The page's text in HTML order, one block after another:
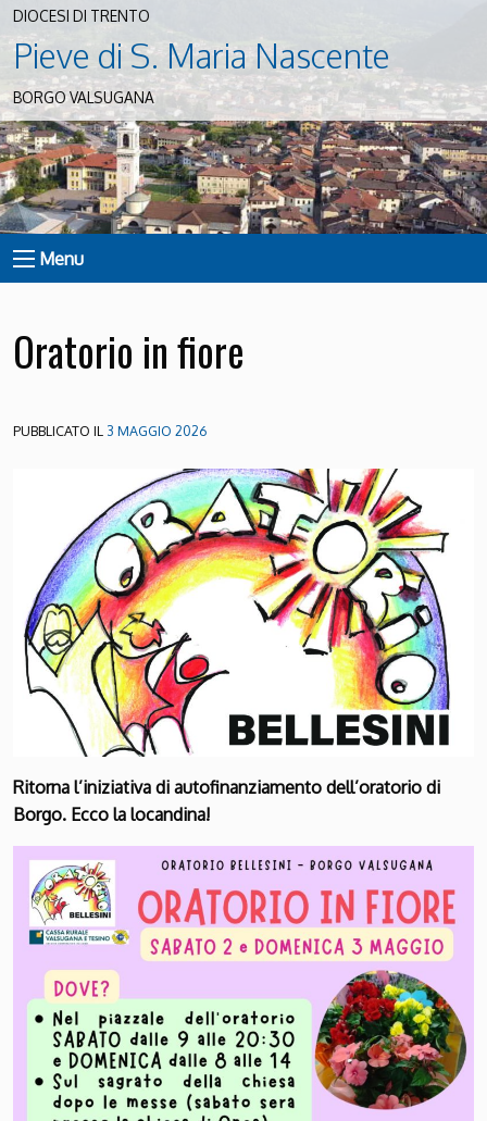
DIOCESI DI TRENTO
Pieve di S. Maria Nascente
BORGO VALSUGANA
Menu
Oratorio in fiore
PUBBLICATO IL 3 MAGGIO 2026
Ritorna l’iniziativa di autofinanziamento dell’oratorio di
Borgo. Ecco la locandina!